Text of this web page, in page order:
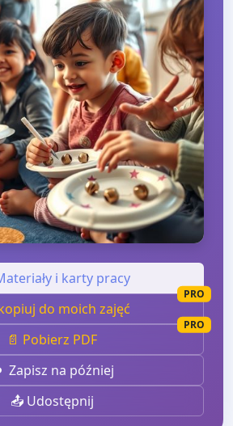
i karty pracy
do moich zajęć
PRO
📄 Pobierz PDF
PRO
Zapisz na później
📤 Udostępnij